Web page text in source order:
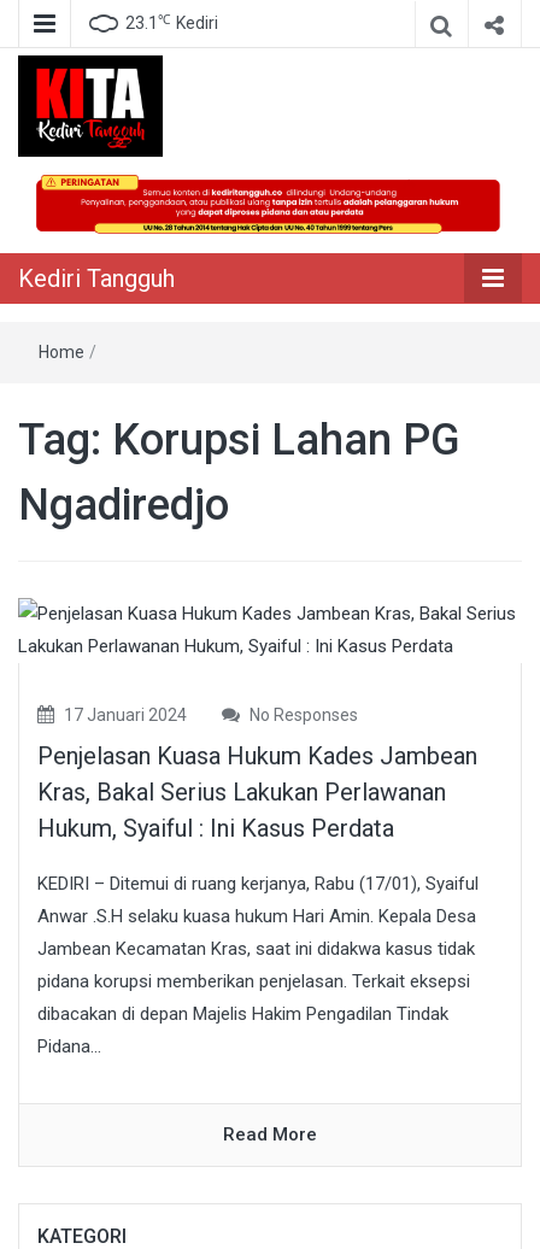
23.1 ℃ Kediri
Kediri Tangguh
Berita Akurat Terpercaya
Kediri Tangguh
Home /
Tag: Korupsi Lahan PG
Ngadiredjo
17 Januari 2024 No Responses
Penjelasan Kuasa Hukum Kades Jambean
Kras, Bakal Serius Lakukan Perlawanan
Hukum, Syaiful : Ini Kasus Perdata
KEDIRI – Ditemui di ruang kerjanya, Rabu (17/01), Syaiful
Anwar .S.H selaku kuasa hukum Hari Amin. Kepala Desa
Jambean Kecamatan Kras, saat ini didakwa kasus tidak
pidana korupsi memberikan penjelasan. Terkait eksepsi
dibacakan di depan Majelis Hakim Pengadilan Tindak
Pidana...
Read More
KATEGORI